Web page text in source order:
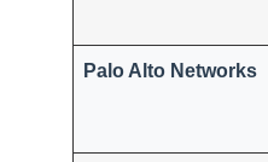
Palo Alto Networks